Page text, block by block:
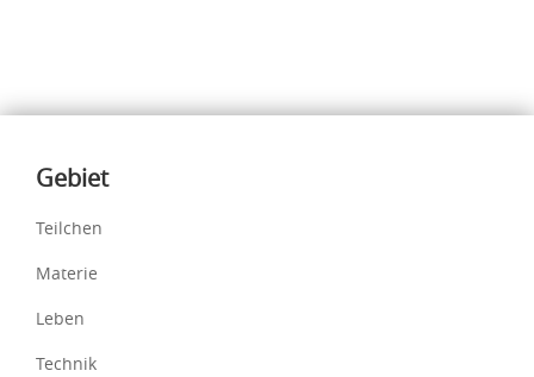
Inhalte
Gebiet
Teilchen
Materie
Leben
Technik